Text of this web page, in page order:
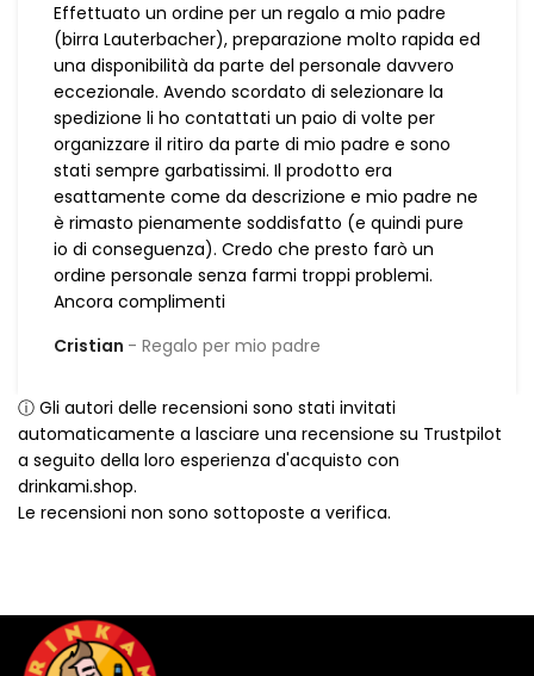
Effettuato un ordine per un regalo a mio padre
(birra Lauterbacher), preparazione molto rapida ed
una disponibilità da parte del personale davvero
eccezionale. Avendo scordato di selezionare la
spedizione li ho contattati un paio di volte per
organizzare il ritiro da parte di mio padre e sono
stati sempre garbatissimi. Il prodotto era
esattamente come da descrizione e mio padre ne
è rimasto pienamente soddisfatto (e quindi pure
io di conseguenza). Credo che presto farò un
ordine personale senza farmi troppi problemi.
Ancora complimenti
Cristian
Regalo per mio padre
ⓘ Gli autori delle recensioni sono stati invitati
automaticamente a lasciare una recensione su Trustpilot
a seguito della loro esperienza d'acquisto con
drinkami.shop.
Le recensioni non sono sottoposte a verifica.